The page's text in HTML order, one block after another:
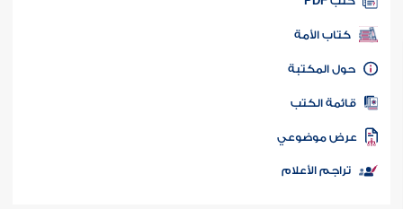
كتب PDF
كتاب الأمة
المكتبة
الكتب
موضوعي